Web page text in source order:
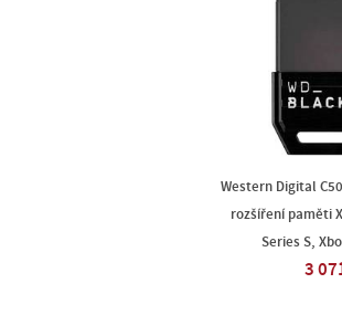
Western Digital
rozšíření paměti
Series S,
3